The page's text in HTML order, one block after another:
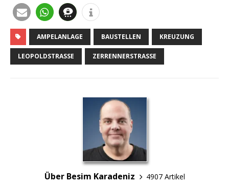
AMPELANLAGE BAUSTELLEN KREUZUNG
LEOPOLDSTRASSE ZERRENNERSTRASSE
Über Besim Karadeniz
4907 Artikel